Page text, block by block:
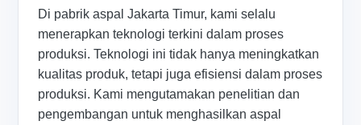
Di pabrik aspal Jakarta Timur, kami selalu
menerapkan teknologi terkini dalam proses
produksi. Teknologi ini tidak hanya meningkatkan
kualitas produk, tetapi juga efisiensi dalam proses
produksi. Kami mengutamakan penelitian dan
pengembangan untuk menghasilkan aspal